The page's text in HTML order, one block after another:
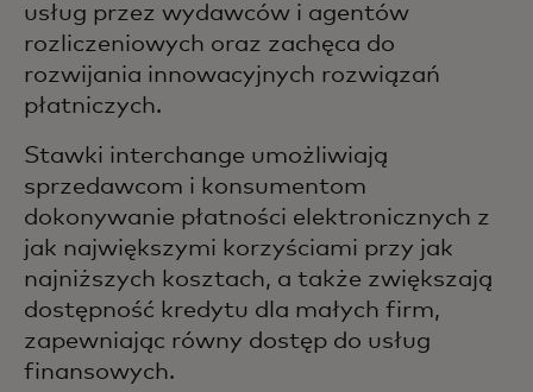
usług przez wydawców i agentów
rozliczeniowych oraz zachęca do
rozwijania innowacyjnych rozwiązań
płatniczych.
Stawki interchange umożliwiają
sprzedawcom i konsumentom
dokonywanie płatności elektronicznych z
jak największymi korzyściami przy jak
najniższych kosztach, a także zwiększają
dostępność kredytu dla małych firm,
zapewniając równy dostęp do usług
finansowych.